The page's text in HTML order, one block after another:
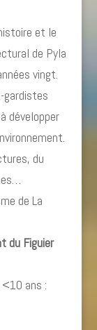
et le
de Pyla
vingt.
gardistes
développer
du
de La
du Figuier
ans :